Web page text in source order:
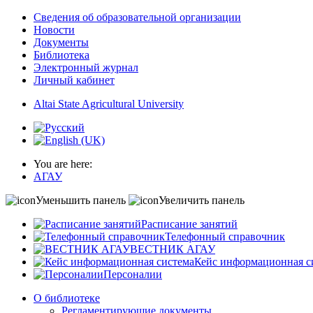
Сведения об образовательной организации
Новости
Документы
Библиотека
Электронный журнал
Личный кабинет
Altai State Agricultural University
You are here:
АГАУ
Уменьшить панель
Увеличить панель
Расписание занятий
Телефонный справочник
ВЕСТНИК АГАУ
Кейс информационная
Персоналии
О библиотеке
Регламентирующие документы